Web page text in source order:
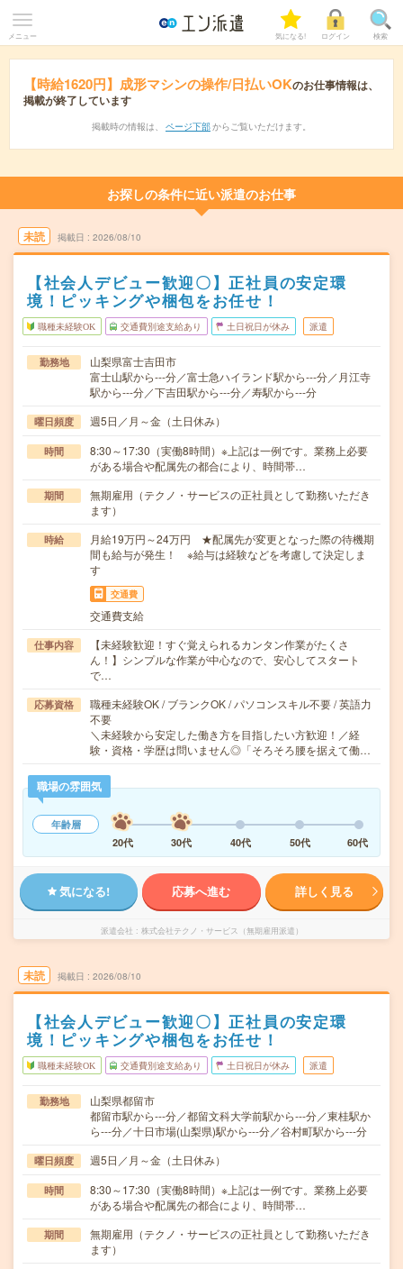
メニュー 気になる! ログイン 検索
【時給1620円】成形マシンの操作/日払いOKのお仕事情報は、
掲載が終了しています
掲載時の情報は、 ページ下部 からご覧いただけます。
お探しの条件に近い派遣のお仕事
未読 掲載日 2026/08/10
【社会人デビュー歓迎〇】正社員の安定環
境！ピッキングや梱包をお任せ！
職種未経験OK 交通費別途支給あり 土日祝日が休み 派遣
勤務地
山梨県富士吉田市
富士山駅から---分／富士急ハイランド駅から---分／月江寺
駅から---分／下吉田駅から---分／寿駅から---分
曜日頻度 週5日／月～金（土日休み）
時間
8:30～17:30（実働8時間）※上記は一例です。業務上必要
がある場合や配属先の都合により、時間帯…
期間
無期雇用（テクノ・サービスの正社員として勤務いただき
ます）
時給
月給19万円～24万円 ★配属先が変更となった際の待機期
間も給与が発生！ ※給与は経験などを考慮して決定しま
す
交通費
交通費支給
仕事内容
【未経験歓迎！すぐ覚えられるカンタン作業がたくさ
ん！】シンプルな作業が中心なので、安心してスタート
で…
応募資格
職種未経験OK / ブランクOK / パソコンスキル不要 / 英語力
不要
＼未経験から安定した働き方を目指したい方歓迎！／経
験・資格・学歴は問いません◎「そろそろ腰を据えて働…
職場の雰囲気
年齢層
20代
30代 40代 50代 60代
気になる! 応募へ進む 詳しく見る
派遣会社 株式会社テクノ・サービス（無期雇用派遣）
未読 掲載日 2026/08/10
【社会人デビュー歓迎〇】正社員の安定環
境！ピッキングや梱包をお任せ！
職種未経験OK 交通費別途支給あり 土日祝日が休み 派遣
勤務地
山梨県都留市
都留市駅から---分／都留文科大学前駅から---分／東桂駅か
ら---分／十日市場(山梨県)駅から---分／谷村町駅から---分
曜日頻度 週5日／月～金（土日休み）
時間
8:30～17:30（実働8時間）※上記は一例です。業務上必要
がある場合や配属先の都合により、時間帯…
期間
無期雇用（テクノ・サービスの正社員として勤務いただき
ます）